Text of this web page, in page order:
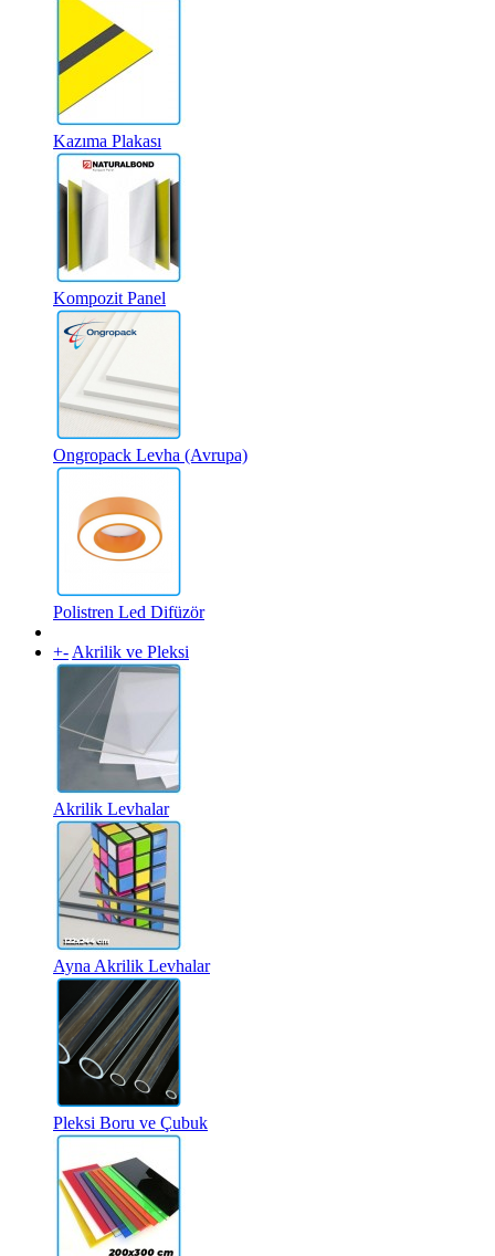
Kazıma Plakası
Kompozit Panel
Ongropack Levha (Avrupa)
Polistren Led Difüzör
+- Akrilik ve Pleksi
Akrilik Levhalar
Ayna Akrilik Levhalar
Pleksi Boru ve Çubuk